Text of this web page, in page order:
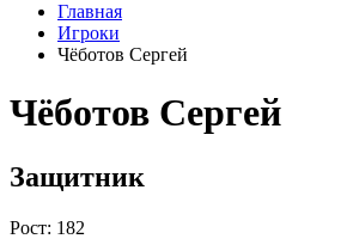
Главная
Игроки
Чёботов Сергей
Чёботов Сергей
Защитник
Рост: 182